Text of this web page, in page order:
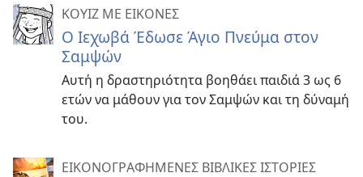
ΚΟΥΙΖ ΜΕ ΕΙΚΟΝΕΣ
Ο Ιεχωβά Έδωσε Άγιο Πνεύμα στον
Σαμψών
Αυτή η δραστηριότητα βοηθάει παιδιά 3 ως 6
ετών να μάθουν για τον Σαμψών και τη δύναμή
του.
ΕΙΚΟΝΟΓΡΑΦΗΜΕΝΕΣ ΒΙΒΛΙΚΕΣ ΙΣΤΟΡΙΕΣ